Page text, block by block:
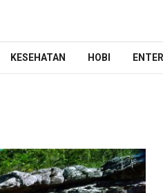
KESEHATAN HOBI